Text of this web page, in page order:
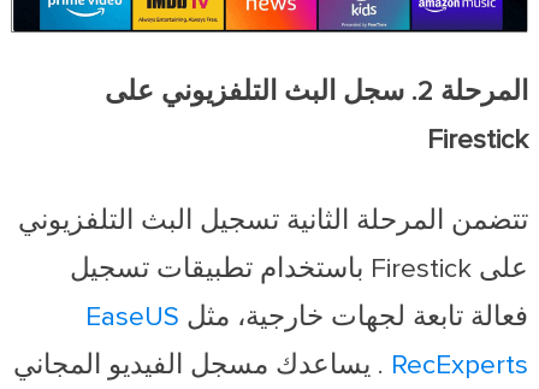
المرحلة 2. سجل البث التلفزيوني على
Firestick
تتضمن المرحلة الثانية تسجيل البث التلفزيوني
على Firestick باستخدام تطبيقات تسجيل
فعالة تابعة لجهات خارجية، مثل EaseUS
RecExperts . يساعدك مسجل الفيديو المجاني